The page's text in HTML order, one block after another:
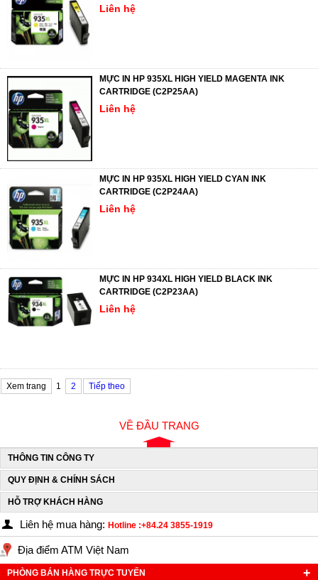
Liên hệ
MỰC IN HP 935XL HIGH YIELD MAGENTA INK
CARTRIDGE (C2P25AA)
Liên hệ
MỰC IN HP 935XL HIGH YIELD CYAN INK
CARTRIDGE (C2P24AA)
Liên hệ
MỰC IN HP 934XL HIGH YIELD BLACK INK
CARTRIDGE (C2P23AA)
Liên hệ
Xem trang 1 2 Tiếp theo
VỀ ĐẦU TRANG
THÔNG TIN CÔNG TY
QUY ĐỊNH & CHÍNH SÁCH
HỖ TRỢ KHÁCH HÀNG
Liên hệ mua hàng: Hotline :+84.24 3855-1919
Địa điểm ATM Việt Nam
PHÒNG BÁN HÀNG TRỰC TUYẾN